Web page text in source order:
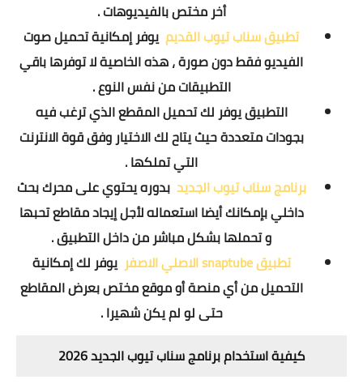
أخر مختص بالفيديوهات .
تطبيق سناب تيوب القديم يوفر إمكانية تحميل صوت
الفيديو فقط دون صورة ، هذه الخاصية لا توفرها باقي
التطبيقات من نفس النوع .
التطبيق يوفر لك تحميل المقطع الذي ترغب فيه
بجودات متعددة حيث يتاح لك الاختيار وفق قوة الانترنت
التي تملكها .
برنامج سناب تيوب الجديد بدوره يحتوي على محرك بحث
داخلي بإمكانك أيضا استعماله لأجل إيجاد مقاطع تحبها
و تحملها بشكل مباشر من داخل التطبيق .
تطبيق snaptube الاصلي الاصفر
يوفر لك إمكانية
التحميل من أي منصة أو موقع مختص بعرض المقاطع
حتى لو لم يكن شهيرا .
كيفية استخدام برنامج سناب تيوب الجديد 2026